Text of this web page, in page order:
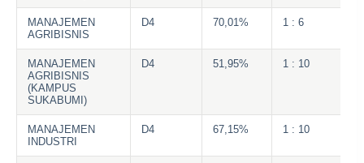
MANAJEMEN
AGRIBISNIS
D4 70,01% 1 : 6
MANAJEMEN
AGRIBISNIS
(KAMPUS
SUKABUMI)
D4 51,95% 1 : 10
MANAJEMEN
INDUSTRI
D4 67,15% 1 : 10